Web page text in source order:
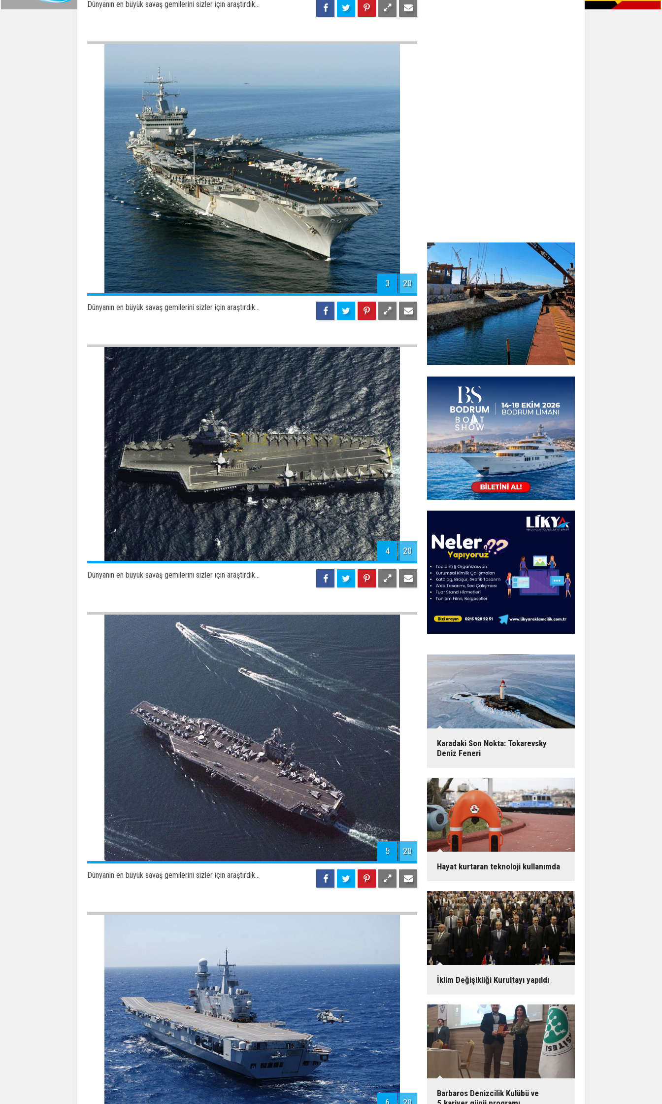
Dünyanın en büyük savaş gemilerini sizler için araştırdık...
3 20
Dünyanın en büyük savaş gemilerini sizler için araştırdık...
4 20
Dünyanın en büyük savaş gemilerini sizler için araştırdık...
5 20
Dünyanın en büyük savaş gemilerini sizler için araştırdık...
Karadaki Son Nokta: Tokarevsky
Deniz Feneri
Hayat kurtaran teknoloji kullanımda
İklim Değişikliği Kurultayı yapıldı
Barbaros Denizcilik Kulübü ve